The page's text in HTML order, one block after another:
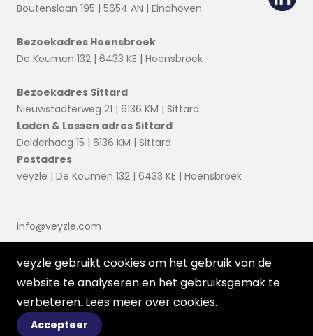
Boutenslaan 195 | 5654 AN | Eindhoven
Bezoekadres Hoensbroek
De Koumen 132 | 6433 KE | Hoensbroek
Bezoekadres Sittard
Nieuwstadterweg 21 | 6136 KM | Sittard
Laden & Lossen adres Sittard
Dalderhaag 15 | 6136 KM | Sittard
Postadres
veyzle | De Koumen 132 | 6433 KE | Hoensbroek
info@veyzle.com
© 2026 Ortessa
veyzle gebruikt cookies om het gebruik van de
website te analyseren en het gebruiksgemak te
verbeteren. Lees meer overcookies.
Accepteer